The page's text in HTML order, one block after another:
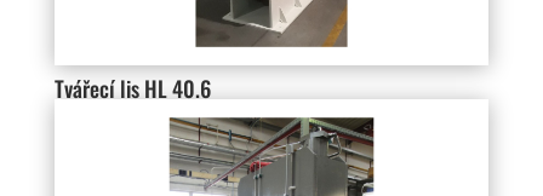
Tvářecí lis HL 40.6